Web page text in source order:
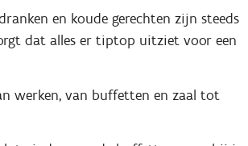
en koude gerechten zijn steeds
dat alles er tiptop uitziet voor een
werken, van buffetten en zaal tot